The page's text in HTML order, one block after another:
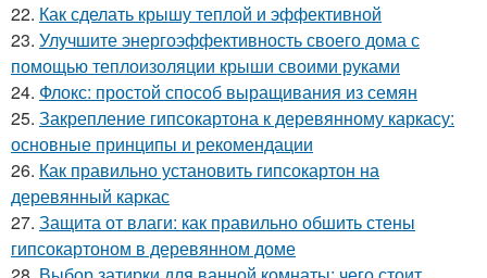
22. Как сделать крышу теплой и эффективной
23. Улучшите энергоэффективность своего дома с
помощью теплоизоляции крыши своими руками
24. Флокс: простой способ выращивания из семян
25. Закрепление гипсокартона к деревянному каркасу:
основные принципы и рекомендации
26. Как правильно установить гипсокартон на
деревянный каркас
27. Защита от влаги: как правильно обшить стены
гипсокартоном в деревянном доме